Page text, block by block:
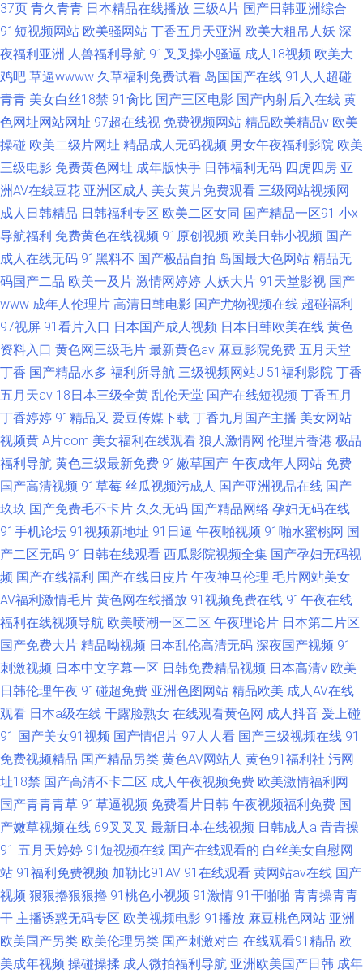
37页 青久青青 日本精品在线播放 三级A片 国产日韩亚洲综合
91短视频网站 欧美骚网站 丁香五月天亚洲 欧美大粗吊人妖 深
夜福利亚洲 人兽福利导航 91叉叉操小骚逼 成人18视频 欧美大
鸡吧 草逼wwww 久草福利免费试看 岛国国产在线 91人人超碰
青青 美女白丝18禁 91肏比 国产三区电影 国产内射后入在线 黄
色网址网站网址 97超在线视 免费视频网站 精品欧美精品v 欧美
操碰 欧美二级片网址 精品成人无码视频 男女午夜福利影院 欧美
三级电影 免费黄色网址 成年版快手 日韩福利无码 四虎四房 亚
洲AV在线豆花 亚洲区成人 美女黄片免费观看 三级网站视频网
成人日韩精品 日韩福利专区 欧美二区女同 国产精品一区91 小x
导航福利 免费黄色在线视频 91原创视频 欧美日韩小视频 国产
成人在线无码 91黑料不 国产极品自拍 岛国最大色网站 精品无
码国产二品 欧美一及片 激情网婷婷 人妖大片 91天堂影视 国产
www 成年人伦理片 高清日韩电影 国产尤物视频在线 超碰福利
97视屏 91看片入口 日本国产成人视频 日本日韩欧美在线 黄色
资料入口 黄色网三级毛片 最新黄色av 麻豆影院免费 五月天堂
丁香 国产精品水多 福利所导航 三级视频网站J 51福利影院 丁香
五月天av 18日本三级全黄 乱伦天堂 国产在线短视频 丁香五月
丁香婷婷 91精品又 爱豆传媒下载 丁香九月国产主播 美女网站
视频黄 A片com 美女福利在线观看 狼人激情网 伦理片香港 极品
福利导航 黄色三级最新免费 91嫩草国产 午夜成年人网站 免费
国产高清视频 91草莓 丝瓜视频污成人 国产亚洲视品在线 国产
玖玖 国产免费毛不卡片 久久无码 国产精品网络 孕妇无码在线
91手机论坛 91视频新地址 91日逼 午夜啪视频 91啪水蜜桃网 国
产二区无码 91日韩在线观看 西瓜影院视频全集 国产孕妇无码视
频 国产在线福利 国产在线日皮片 午夜神马伦理 毛片网站美女
AV福利激情毛片 黄色网在线播放 91视频免费在线 91午夜在线
福利在线视频导航 欧美喷潮一区二区 午夜理论片 日本第二片区
国产免费大片 精品呦视频 日本乱伦高清无码 深夜国产视频 91
刺激视频 日本中文字幕一区 日韩免费精品视频 日本高清v 欧美
日韩伦理午夜 91碰超免费 亚洲色图网站 精品欧美 成人AV在线
观看 日本a级在线 干露脸熟女 在线观看黄色网 成人抖音 爰上碰
91 国产美女91视频 国产情侣片 97人人看 国产三级视频在线 91
免费视频精品 国产精品另类 黄色AV网站人 黄色91福利社 污网
址18禁 国产高清不卡二区 成人午夜视频免费 欧美激情福利网
国产青青青草 91草逼视频 免费看片日韩 午夜视频福利免费 国
产嫩草视频在线 69叉叉叉 最新日本在线视频 日韩成人a 青青操
91 五月天婷婷 91短视频在线 国产在线观看的 白丝美女自慰网
站 91福利免费视频 加勒比91AV 91在线观看 黄网站av在线 国产
视频 狠狠擼狠狠擼 91桃色小视频 91激情 91干啪啪 青青操青青
干 主播诱惑无码专区 欧美视频电影 91播放 麻豆桃色网站 亚洲
欧美国产另类 欧美伦理另类 国产刺激对白 在线观看91精品 欧
美成年视频 操碰操揉 成人微拍福利导航 亚洲欧美国产日韩 成年